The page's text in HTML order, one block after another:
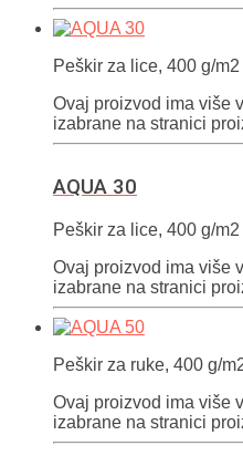
Peškir za lice, 400 g/m2
Ovaj proizvod ima više
izabrane na stranici
AQUA 30
Peškir za lice, 400 g/m2
Ovaj proizvod ima više
izabrane na stranici
Peškir za ruke, 400 g/
Ovaj proizvod ima više
izabrane na stranici